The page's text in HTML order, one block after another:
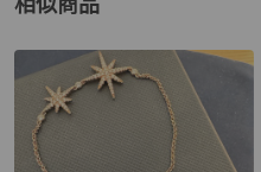
相似商品
更多相似APM女士配件推薦精品